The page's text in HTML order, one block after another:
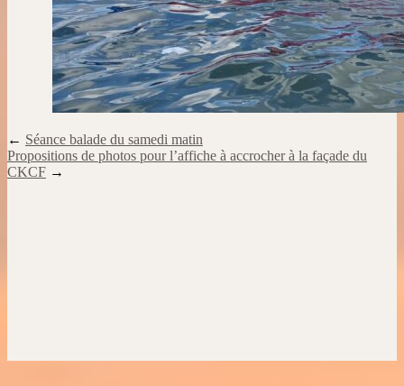
← Séance balade du samedi matin
Propositions de photos pour l’affiche à accrocher à la façade du
CKCF →